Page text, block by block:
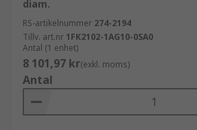
diam.
RS-artikelnummer 274-2194
Tillv. art.nr 1FK2102-1AG10-0SA0
Antal (1 enhet)
8 101,97 kr(exkl. moms)
Antal